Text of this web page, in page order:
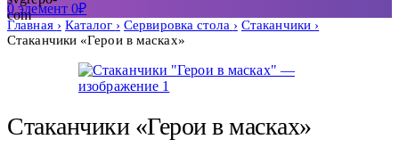
0элемент 0₽
Главная Каталог Сервировка стола
Стаканчики
Стаканчики «Герои в масках»
Стаканчики «Герои в масках»